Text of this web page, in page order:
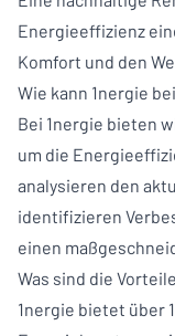
Energieeffizienz
Komfort und den
Wie kann 1nergie
Bei 1nergie bieten
um die
analysieren den
identifizieren
einen
Was sind die
1nergie bietet über